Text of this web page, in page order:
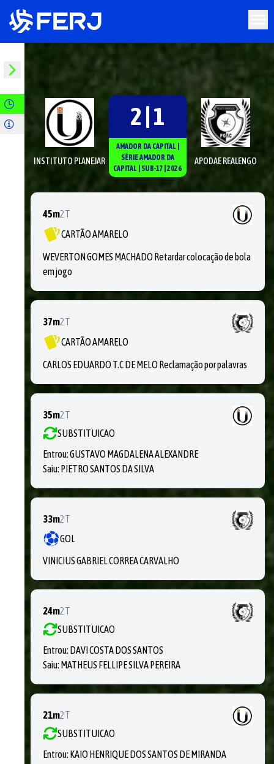
INSTITUTO PLANEJAR
2 | 1
AMADOR DA CAPITAL
SÉRIEAMADOR DA
CAPITAL
SUB-17 2026
APODAE REALENGO
45m2T
CARTÃO AMARELO
WEVERTON GOMES MACHADO Retardar colocação de bola
em jogo
37m2T
CARTÃO AMARELO
CARLOS EDUARDO T.C DE MELO Reclamação por palavras
35m2T
SUBSTITUICAO
Entrou:GUSTAVO MAGDALENA ALEXANDRE
Saiu: PIETRO SANTOS DA SILVA
33m2T
GOL
VINICIUS GABRIEL CORREA CARVALHO
24m2T
SUBSTITUICAO
Entrou: DAVI COSTA DOS SANTOS
Saiu: MATHEUS FELLIPE SILVA PEREIRA
21m2T
SUBSTITUICAO
Entrou: KAIO HENRIQUE DOS SANTOS DE MIRANDA